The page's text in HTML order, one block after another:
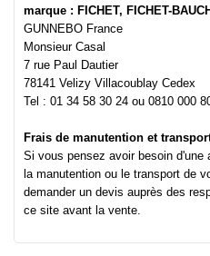
marque : FICHET, FICHET-
GUNNEBO France
Monsieur Casal
7 rue Paul Dautier
78141 Velizy Villacoublay Cedex
Tel : 01 34 58 30 24 ou 0810 000
Frais de manutention et
Si vous pensez avoir besoin d'une
la manutention ou le transport de
demander un devis auprès des
ce site avant la vente.